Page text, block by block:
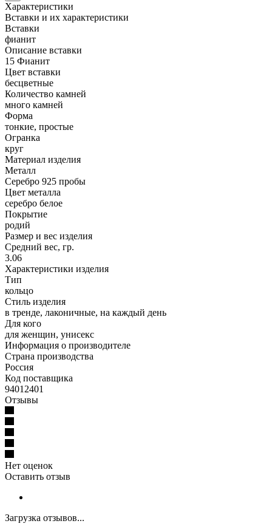
Характеристики
Вставки и их характеристики
Вставки
фианит
Описание вставки
15 Фианит
Цвет вставки
бесцветные
Количество камней
много камней
Форма
тонкие, простые
Огранка
круг
Материал изделия
Металл
Серебро 925 пробы
Цвет металла
серебро белое
Покрытие
родий
Размер и вес изделия
Средний вес, гр.
3.06
Характеристики изделия
Тип
кольцо
Стиль изделия
в тренде, лаконичные, на каждый день
Для кого
для женщин, унисекс
Информация о производителе
Страна производства
Россия
Код поставщика
94012401
Отзывы
Нет оценок
Оставить отзыв
Загрузка отзывов...